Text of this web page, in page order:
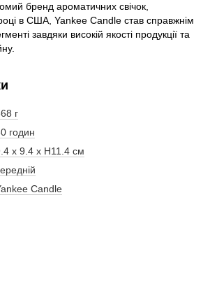
бренд ароматичних свічок,
в США, Yankee Candle став справжнім
завдяки високій якості продукції та
г
годин
x 9.4 x Н11.4 см
Candle